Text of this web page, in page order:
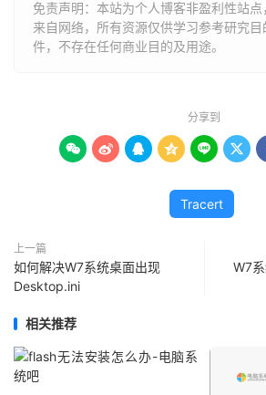
免责声明：本站为个人博客非盈利性站
来自网络，所有资源仅供学习参考研究
件，不存在任何商业目的及用途。
分享到
     
Tracert
上一篇
如何解决W7系统桌面出现
Desktop.ini
W7
相关推荐